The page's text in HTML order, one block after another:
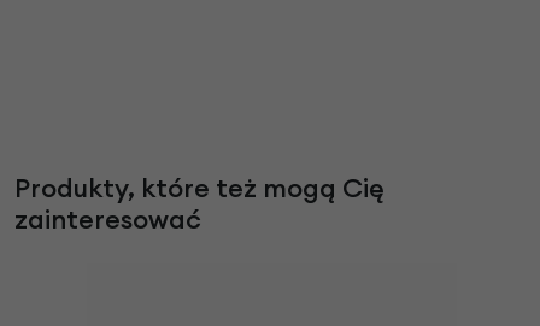
Produkty, które też mogą Cię
zainteresować